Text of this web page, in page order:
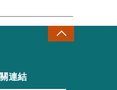
連結